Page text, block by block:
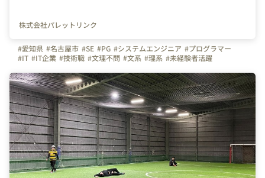
株式会社パレットリンク
#愛知県 #名古屋市 #SE #PG #システムエンジニア #プログラマー
#IT #IT企業 #技術職 #文理不問 #文系 #理系 #未経験者活躍
#イベント #夏イベント #ビアガーデン #ビール #🍻 #飲み会
#自慢の福利厚生 #福利厚生 #写真で伝える会社の雰囲気
#会社の雰囲気 #明るい #仕事終わり #華金 #業務後の過ごし方
#繋がりを大切に #色とりどりの未来をITで #パレットリンク
#パレットリンクブログ